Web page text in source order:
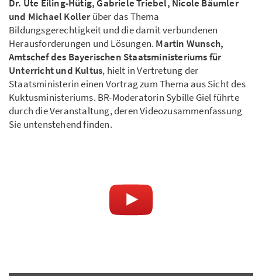
Dr. Ute Eiling-Hütig, Gabriele Triebel, Nicole Bäumler
und Michael Kollerüber das Thema
Bildungsgerechtigkeit und die damit verbundenen
Herausforderungen und Lösungen. Martin Wunsch,
Amtschef des Bayerischen Staatsministeriums für
Unterricht und Kultus, hielt in Vertretung der
Staatsministerin einen Vortrag zum Thema aus Sicht des
Kuktusministeriums. BR-Moderatorin Sybille Giel führte
durch die Veranstaltung, deren Videozusammenfassung
Sie untenstehend finden.